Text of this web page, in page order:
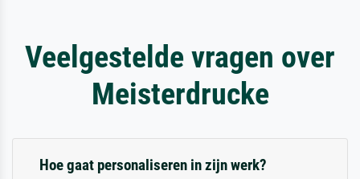
Veelgestelde vragen over
Meisterdrucke
Hoe gaat personaliseren in zijn werk?